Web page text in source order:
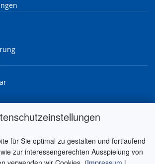
für Sie optimal zu gestalten und fortlaufend
zur interessengerechten Ausspielung von